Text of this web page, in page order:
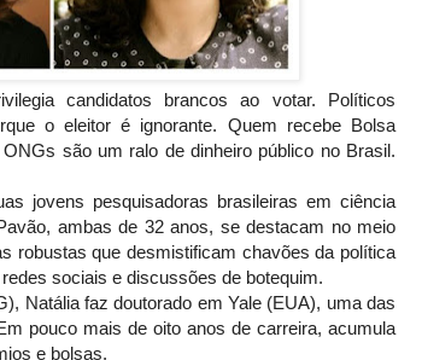
candidatos brancos ao votar. Políticos
o eleitor é ignorante. Quem recebe Bolsa
são um ralo de dinheiro público no Brasil.
jovens pesquisadoras brasileiras em ciência
ambas de 32 anos, se destacam no meio
robustas que desmistificam chavões da política
sociais e discussões de botequim.
Natália faz doutorado em Yale (EUA), uma das
pouco mais de oito anos de carreira, acumula
e bolsas.